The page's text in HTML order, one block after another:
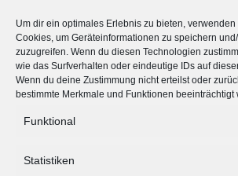
Um dir ein optimales Erlebnis zu bieten,
Cookies, um Geräteinformationen zu speichern
zuzugreifen. Wenn du diesen Technologien
wie das Surfverhalten oder eindeutige IDs auf
Wenn du deine Zustimmung nicht erteilst oder
bestimmte Merkmale und Funktionen beeinträchtigt
Funktional
Statistiken